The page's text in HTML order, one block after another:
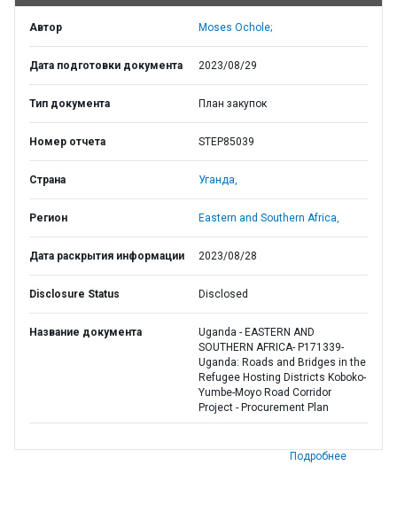
Автор Moses Ochole;
Дата подготовки документа 2023/08/29
Тип документа План закупок
Номер отчета STEP85039
Страна Уганда,
Регион Eastern and Southern Africa,
Дата раскрытия информации 2023/08/28
Disclosure Status Disclosed
Название документа
Uganda - EASTERN AND
SOUTHERN AFRICA- P171339-
Uganda: Roads and Bridges in the
Refugee Hosting Districts Koboko-
Yumbe-Moyo Road Corridor
Project - Procurement Plan
Подробнее